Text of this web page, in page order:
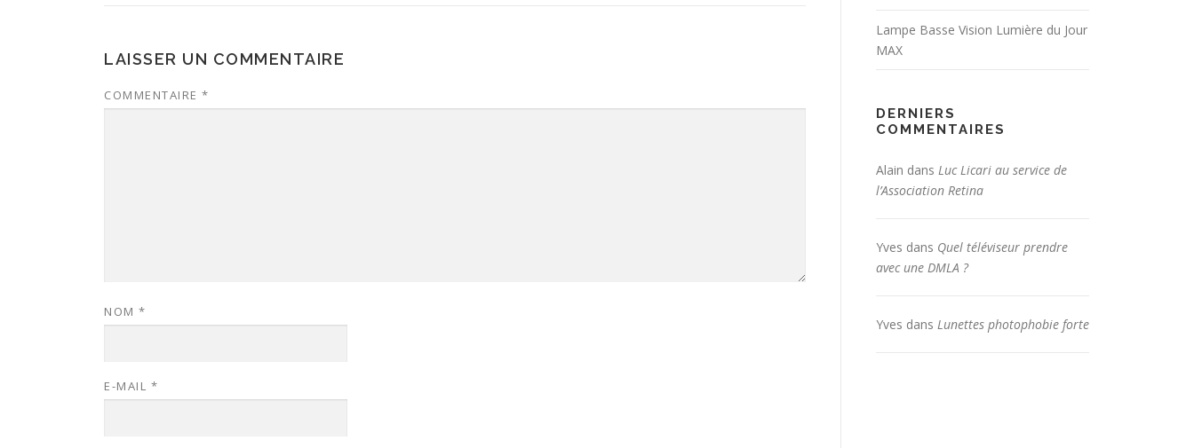
LAISSER UN COMMENTAIRE
COMMENTAIRE *
NOM *
E-MAIL *
Lampe Basse Vision Lumière du Jour
MAX
DERNIERS
COMMENTAIRES
Alain dans Luc Licari au service de
l’Association Retina
Yves dans Quel téléviseur prendre
avec une DMLA ?
Yves dans Lunettes photophobie forte